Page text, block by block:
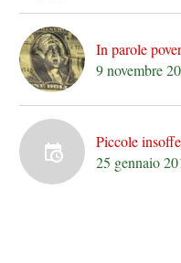
In parole
9 novembre
Piccole
25 gennaio